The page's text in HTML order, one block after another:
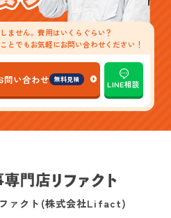
ません。費用はいくらぐらい？
とでもお気軽にお問い合わせください！
問い合わせ 無料見積 LINE相談
ァクト(株式会社Lifact)